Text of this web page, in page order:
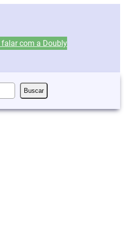
falar com a Doubly
Buscar